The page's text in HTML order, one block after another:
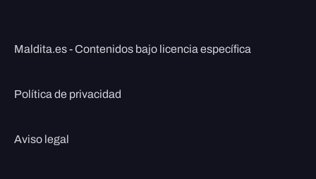
Maldita.es - Contenidos bajo licencia específica
Política de privacidad
Aviso legal